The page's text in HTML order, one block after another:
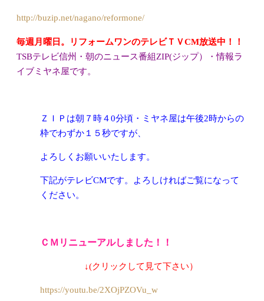
http://buzip.net/nagano/reformone/
毎週月曜日。リフォームワンのテレビＴＶCM放送中！！
TSBテレビ信州・朝のニュース番組ZIP(ジップ）・情報ラ
イブミヤネ屋です。
ＺＩＰは朝７時４0分頃・ミヤネ屋は午後2時からの
枠でわずか１５秒ですが、
よろしくお願いいたします。
下記がテレビCMです。よろしければご覧になって
ください。
ＣＭ リニューアルしました！！
↓(クリックして見て下さい）
https://youtu.be/2XOjPZOVu_w